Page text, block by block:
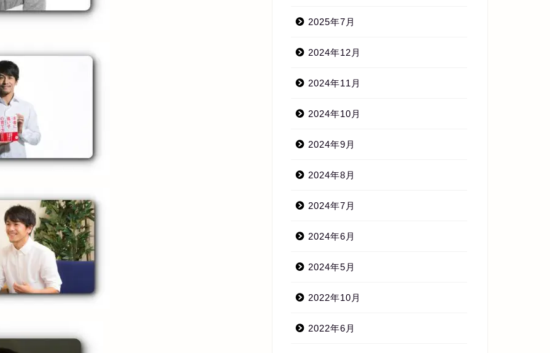
2025年7月
2024年12月
2024年11月
2024年10月
2024年9月
2024年8月
2024年7月
2024年6月
2024年5月
2022年10月
2022年6月